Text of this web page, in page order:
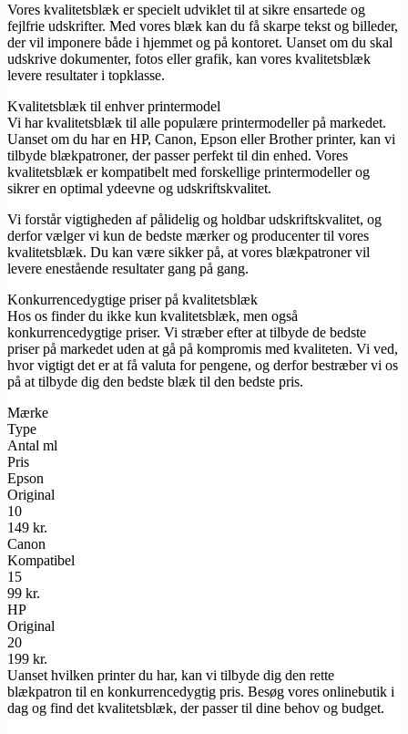
Vores kvalitetsblæk er specielt udviklet til at sikre ensartede og
fejlfrie udskrifter. Med vores blæk kan du få skarpe tekst og billeder,
der vil imponere både i hjemmet og på kontoret. Uanset om du skal
udskrive dokumenter, fotos eller grafik, kan vores kvalitetsblæk
levere resultater i topklasse.
Kvalitetsblæk til enhver printermodel
Vi har kvalitetsblæk til alle populære printermodeller på markedet.
Uanset om du har en HP, Canon, Epson eller Brother printer, kan vi
tilbyde blækpatroner, der passer perfekt til din enhed. Vores
kvalitetsblæk er kompatibelt med forskellige printermodeller og
sikrer en optimal ydeevne og udskriftskvalitet.
Vi forstår vigtigheden af pålidelig og holdbar udskriftskvalitet, og
derfor vælger vi kun de bedste mærker og producenter til vores
kvalitetsblæk. Du kan være sikker på, at vores blækpatroner vil
levere enestående resultater gang på gang.
Konkurrencedygtige priser på kvalitetsblæk
Hos os finder du ikke kun kvalitetsblæk, men også
konkurrencedygtige priser. Vi stræber efter at tilbyde de bedste
priser på markedet uden at gå på kompromis med kvaliteten. Vi ved,
hvor vigtigt det er at få valuta for pengene, og derfor bestræber vi os
på at tilbyde dig den bedste blæk til den bedste pris.
Mærke
Type
Antal ml
Pris
Epson
Original
10
149 kr.
Canon
Kompatibel
15
99 kr.
HP
Original
20
199 kr.
Uanset hvilken printer du har, kan vi tilbyde dig den rette
blækpatron til en konkurrencedygtig pris. Besøg vores onlinebutik i
dag og find det kvalitetsblæk, der passer til dine behov og budget.